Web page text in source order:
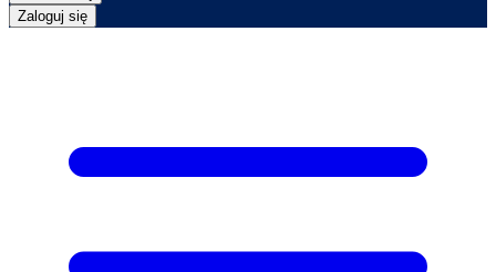
Zaloguj się